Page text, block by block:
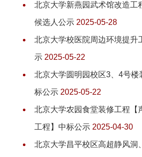
北京大学新燕园武术馆改造工
候选人公示 2025-05-28
北京大学校医院周边环境提升
示 2025-05-22
北京大学圆明园校区3、4号楼
标公示 2025-05-22
北京大学农园食堂装修工程【
工程】中标公示 2025-04-30
北京大学昌平校区高超静风洞